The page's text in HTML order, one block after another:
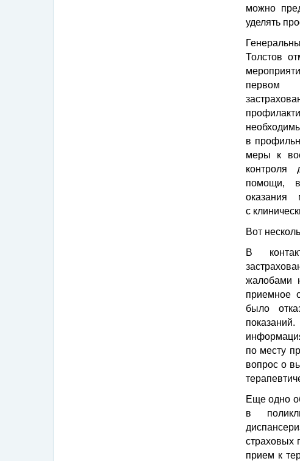
можно
уделять
Толстов
первом
в
меры к
контроля
помощи,
оказания
с
Вот
В
жалобами
приемное
было
по месту
вопрос о
Еще одно
в
страховых
прием к